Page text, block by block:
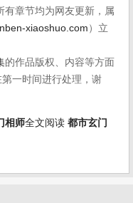
有章节均为网友更新，属
xiaoshuo.com ）立
的作品版权、内容等方面
一时间进行处理，谢
相师全文阅读 都市玄门